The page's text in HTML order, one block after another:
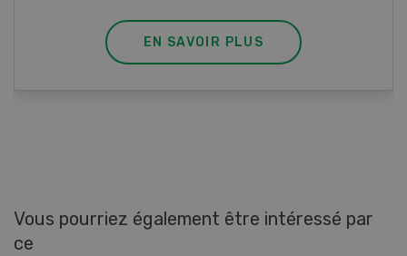
EN SAVOIR PLUS
Vous pourriez également être intéressé par
ce